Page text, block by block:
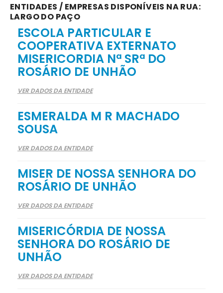
ENTIDADES / EMPRESAS DISPONÍVEIS NA RUA:
LARGO DO PAÇO
ESCOLA PARTICULAR E
COOPERATIVA EXTERNATO
MISERICORDIA Nª SRª DO
ROSÁRIO DE UNHÃO
VER DADOS DA ENTIDADE
ESMERALDA M R MACHADO
SOUSA
VER DADOS DA ENTIDADE
MISER DE NOSSA SENHORA DO
ROSÁRIO DE UNHÃO
VER DADOS DA ENTIDADE
MISERICÓRDIA DE NOSSA
SENHORA DO ROSÁRIO DE
UNHÃO
VER DADOS DA ENTIDADE